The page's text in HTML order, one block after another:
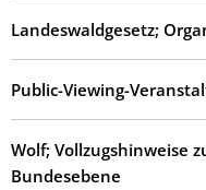
Landeswaldgesetz;
Public-Viewing-
Wolf; Vollzugshinweise
Bundesebene